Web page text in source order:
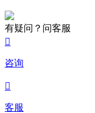
有疑问？问客服

咨询

客服